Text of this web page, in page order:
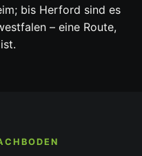
bis Herford sind es
– eine Route,